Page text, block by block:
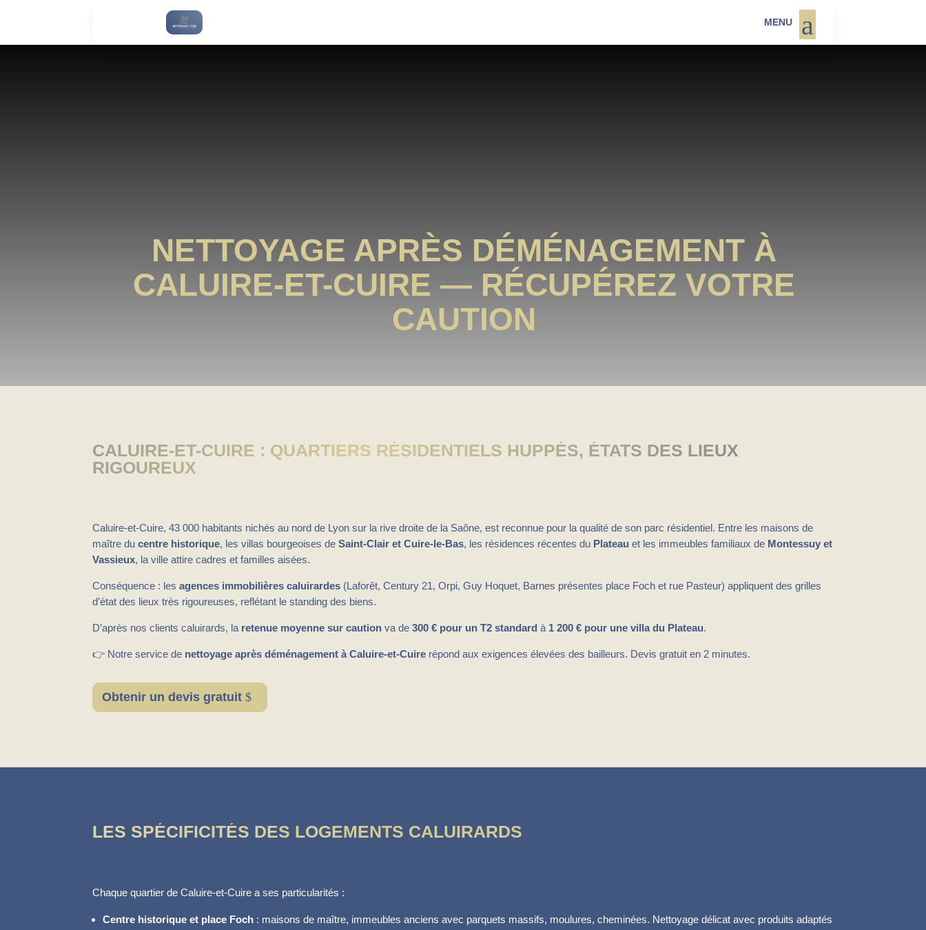
MENU a
NETTOYAGE APRÈS DÉMÉNAGEMENT À
CALUIRE-ET-CUIRE — RÉCUPÉREZ VOTRE
CAUTION
CALUIRE-ET-CUIRE : QUARTIERS RÉSIDENTIELS HUPPÉS, ÉTATS DES LIEUX
RIGOUREUX
Caluire-et-Cuire, 43 000 habitants nichés au nord de Lyon sur la rive droite de la Saône, est reconnue pour la qualité de son parc résidentiel. Entre les maisons de
maître ducentre historique, les villas bourgeoises deSaint-Clair et Cuire-le-Bas, les résidences récentes du Plateau et les immeubles familiaux de Montessuy et
Vassieux, la ville attire cadres et familles aisées.
Conséquence : lesagences immobilières caluirardes (Laforêt, Century 21, Orpi, Guy Hoquet, Barnes présentes place Foch et rue Pasteur) appliquent des grilles
d’état des lieux très rigoureuses, reflétant le standing des biens.
D’après nos clients caluirards, la retenue moyenne sur caution va de300 € pour un T2 standard à 1 200 € pour une villa du Plateau.
👉 Notre service de nettoyage après déménagement à Caluire-et-Cuire répond aux exigences élevées des bailleurs. Devis gratuit en 2 minutes.
Obtenir un devis gratuit
LES SPÉCIFICITÉS DES LOGEMENTS CALUIRARDS
Chaque quartier de Caluire-et-Cuire a ses particularités :
Centre historique et place Foch : maisons de maître, immeubles anciens avec parquets massifs, moulures, cheminées. Nettoyage délicat avec produits adaptés